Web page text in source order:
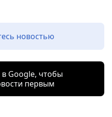
новостью
Google, чтобы
первым